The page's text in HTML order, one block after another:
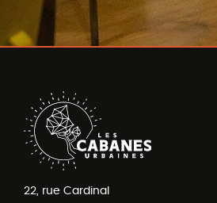
22, rue Cardinal